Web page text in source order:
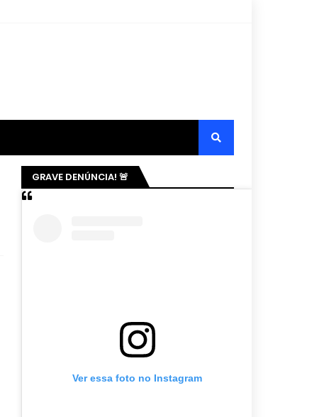
GRAVE DENÚNCIA! 🚨
Ver essa foto no Instagram